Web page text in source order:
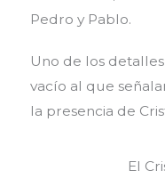
Pedro y Pablo.
Uno de los
vacío al que
la presencia de
El